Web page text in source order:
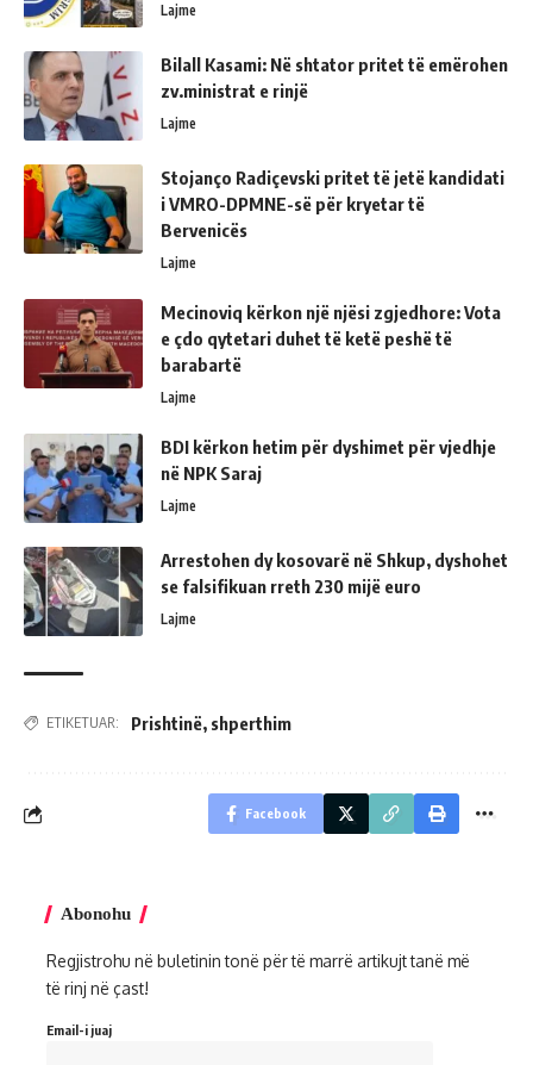
Lajme
Bilall Kasami: Në shtator pritet të emërohen
zv.ministrat e rinjë
Lajme
Stojanço Radiçevski pritet të jetë kandidati
i VMRO-DPMNE-së për kryetar të
Bervenicës
Lajme
Mecinoviq kërkon një njësi zgjedhore: Vota
e çdo qytetari duhet të ketë peshë të
barabartë
Lajme
BDI kërkon hetim për dyshimet për vjedhje
në NPK Saraj
Lajme
Arrestohen dy kosovarë në Shkup, dyshohet
se falsifikuan rreth 230 mijë euro
Lajme
ETIKETUAR: Prishtinë, shperthim
Facebook
Abonohu
Regjistrohu në buletinin tonë për të marrë artikujt tanë më
të rinj në çast!
Email-i juaj